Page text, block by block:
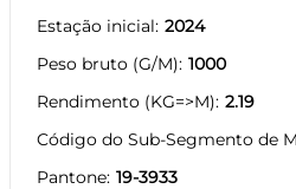
Estação inicial 2024
Peso bruto (G/M) 1000
Rendimento (KG=>M) 2.19
Código do Sub-Segmento de
Pantone 19-3933